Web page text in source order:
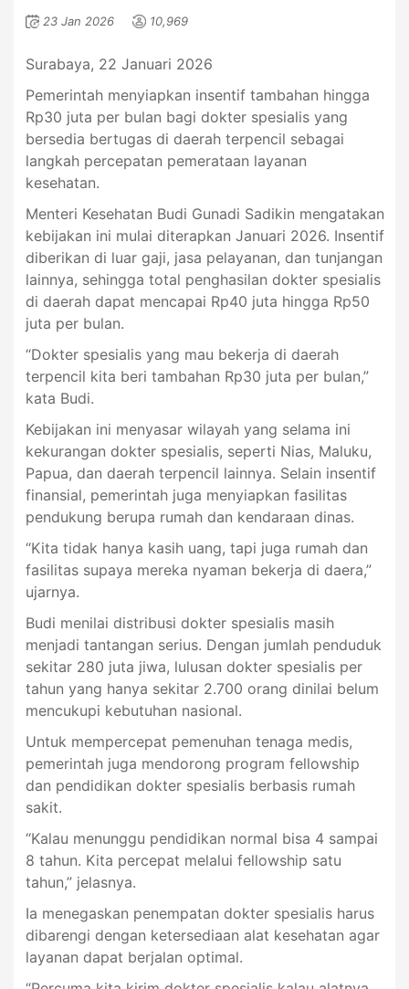
23 Jan 2026 10,969
Surabaya, 22 Januari 2026
Pemerintah menyiapkan insentif tambahan hingga
Rp30 juta per bulan bagi dokter spesialis yang
bersedia bertugas di daerah terpencil sebagai
langkah percepatan pemerataan layanan
kesehatan.
Menteri Kesehatan Budi Gunadi Sadikin mengatakan
kebijakan ini mulai diterapkan Januari 2026. Insentif
diberikan di luar gaji, jasa pelayanan, dan tunjangan
lainnya, sehingga total penghasilan dokter spesialis
di daerah dapat mencapai Rp40 juta hingga Rp50
juta per bulan.
“Dokter spesialis yang mau bekerja di daerah
terpencil kita beri tambahan Rp30 juta per bulan,”
kata Budi.
Kebijakan ini menyasar wilayah yang selama ini
kekurangan dokter spesialis, seperti Nias, Maluku,
Papua, dan daerah terpencil lainnya. Selain insentif
finansial, pemerintah juga menyiapkan fasilitas
pendukung berupa rumah dan kendaraan dinas.
“Kita tidak hanya kasih uang, tapi juga rumah dan
fasilitas supaya mereka nyaman bekerja di daera,”
ujarnya.
Budi menilai distribusi dokter spesialis masih
menjadi tantangan serius. Dengan jumlah penduduk
sekitar 280 juta jiwa, lulusan dokter spesialis per
tahun yang hanya sekitar 2.700 orang dinilai belum
mencukupi kebutuhan nasional.
Untuk mempercepat pemenuhan tenaga medis,
pemerintah juga mendorong program fellowship
dan pendidikan dokter spesialis berbasis rumah
sakit.
“Kalau menunggu pendidikan normal bisa 4 sampai
8 tahun. Kita percepat melalui fellowship satu
tahun,” jelasnya.
Ia menegaskan penempatan dokter spesialis harus
dibarengi dengan ketersediaan alat kesehatan agar
layanan dapat berjalan optimal.